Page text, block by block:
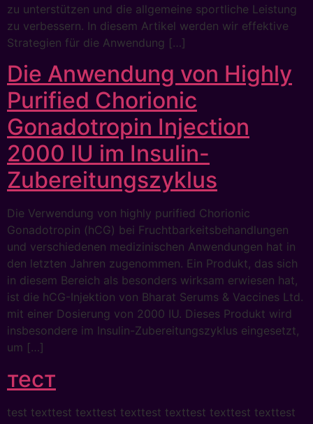
zu unterstützen und die allgemeine sportliche Leistung
zu verbessern. In diesem Artikel werden wir effektive
Strategien für die Anwendung […]
Die Anwendung von Highly
Purified Chorionic
Gonadotropin Injection
2000 IU im Insulin-
Zubereitungszyklus
Die Verwendung von highly purified Chorionic
Gonadotropin (hCG) bei Fruchtbarkeitsbehandlungen
und verschiedenen medizinischen Anwendungen hat in
den letzten Jahren zugenommen. Ein Produkt, das sich
in diesem Bereich als besonders wirksam erwiesen hat,
ist die hCG-Injektion von Bharat Serums & Vaccines Ltd.
mit einer Dosierung von 2000 IU. Dieses Produkt wird
insbesondere im Insulin-Zubereitungszyklus eingesetzt,
um […]
тест
test texttest texttest texttest texttest texttest texttest